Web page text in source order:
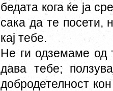
бедата кога ќе ја
сака да те посети,
кај тебе.
Не ги одземаме од
дава тебе;
добродетелност